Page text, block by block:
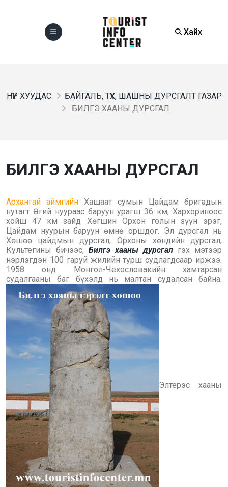
Хайх
НҮҮР ХУУДАС
БАЙГАЛЬ, ТҮҮХ, ШАШНЫ ДУРСГАЛТ ГАЗАР
БИЛГЭ ХААНЫ ДУРСГАЛ
БИЛГЭ ХААНЫ ДУРСГАЛ
Архангай аймгийн Хашаат сумын Цайдам бригадын
нутагт Өгий нуураас баруун урагш 36 км, Хархориноос
хойш 47 км зайд Хөгшин Орхон голын зүүн эрэг,
Цайдам нуурын баруун өмнө оршдог. Эл дурсгал нь
Хөшөө цайдмын дурсгал, Орхоны хөндийн дурсгал,
Культегины бичээс, Билгэ хааны дурсгал гэх мэтээр
нэрлэгдэн 100 гаруй жилийн турш судлагдсаар иржээ.
1958 онд Монгол-Чехословакийн хамтарсан
судалгааны баг бүхэлд нь малтан судалсан байна.
Элтерэс хааны